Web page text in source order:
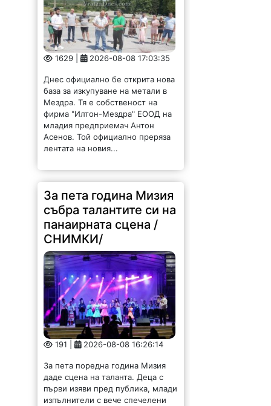
1629 | 2026-08-08 17:03:35
Днес официално бе открита нова
база за изкупуване на метали в
Мездра. Тя е собственост на
фирма "Илтон-Мездра" ЕООД на
младия предприемач Антон
Асенов. Той официално преряза
лентата на новия...
За пета година Мизия
събра талантите си на
панаирната сцена /
СНИМКИ/
191 | 2026-08-08 16:26:14
За пета поредна година Мизия
даде сцена на таланта. Деца с
първи изяви пред публика, млади
изпълнители с вече спечелени